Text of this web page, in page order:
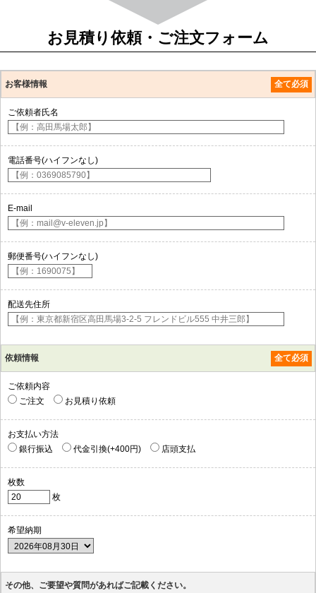
お見積り依頼・ご注文フォーム
お客様情報 全て必須
ご依頼者氏名
電話番号(ハイフンなし)
E-mail
郵便番号(ハイフンなし)
配送先住所
依頼情報 全て必須
ご依頼内容
ご注文
お見積り依頼
お支払い方法
銀行振込
代金引換(+400円) 店頭支払
枚数
枚
希望納期
その他、ご要望や質問があればご記載ください。